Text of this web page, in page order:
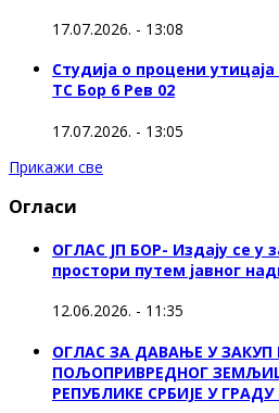
17.07.2026. - 13:08
Студија о процени
ТС Бор 6 Рев 02
17.07.2026. - 13:05
Прикажи све
Огласи
ОГЛАС ЈП БОР- Издају се у
простори путем јавног
12.06.2026. - 11:35
ОГЛАС ЗА ДАВАЊЕ У
ПОЉОПРИВРЕДНОГ
РЕПУБЛИКЕ СРБИЈЕ У ГРАДУ